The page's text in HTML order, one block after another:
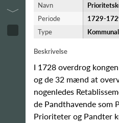
Navn
Periode
1729-​
Type
Beskrivelse
I 1728 overdrog
og de 32 mænd at
nogenledes
de Pandthavende som
Prioriteter og Pandter